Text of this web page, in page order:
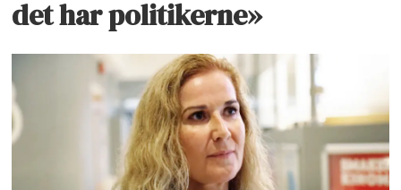
det har politikerne»